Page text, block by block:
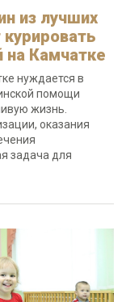
из лучших
на Камчатке
нуждается в
помощи
жизнь.
оказания
задача для